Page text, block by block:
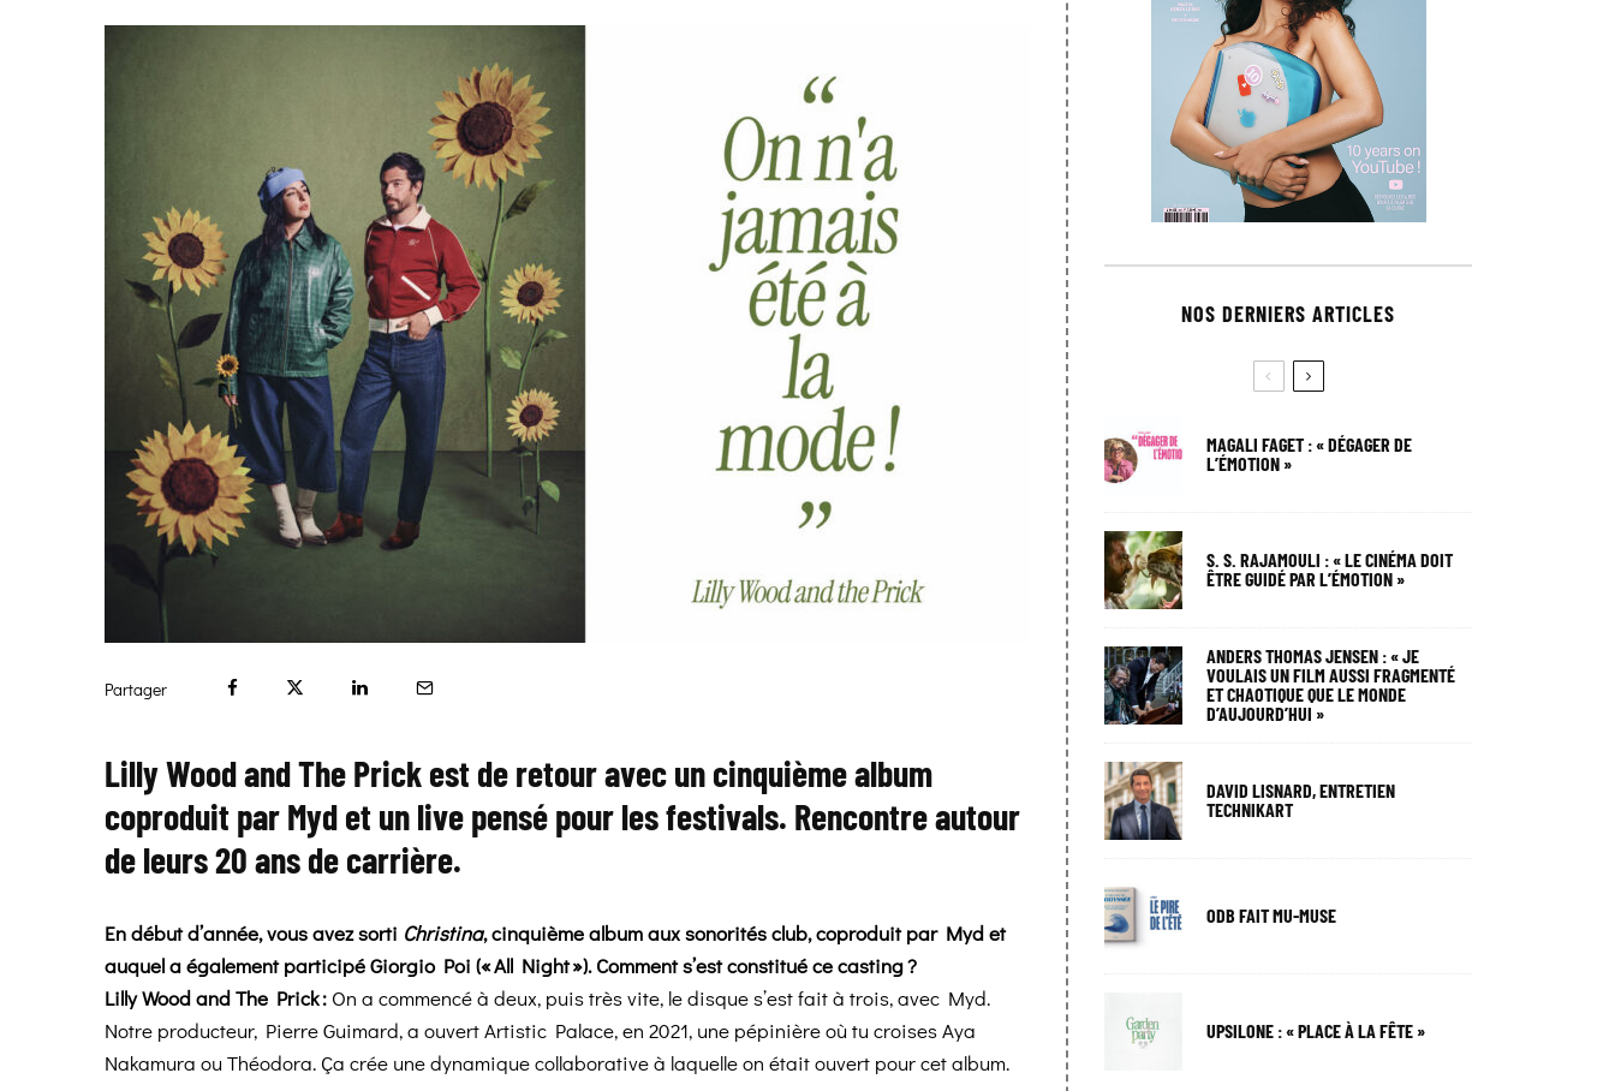
Partager
Lilly Wood and The Prick est de retour avec un cinquième album
coproduit par Myd et un live pensé pour les festivals. Rencontre autour
de leurs 20 ans de carrière.
En début d’année, vous avez sorti Christina, cinquième album aux sonorités club, coproduit par Myd et
auquel a également participé Giorgio Poi (« All Night »). Comment s’est constitué ce casting ?
Lilly Wood and The Prick : On a commencé à deux, puis très vite, le disque s’est fait à trois, avec Myd.
Notre producteur, Pierre Guimard, a ouvert Artistic Palace, en 2021, une pépinière où tu croises Aya
Nakamura ou Théodora. Ça crée une dynamique collaborative à laquelle on était ouvert pour cet album.
NOS DERNIERS ARTICLES
MAGALI FAGET : « DÉGAGER DE
L’ÉMOTION »
S. S. RAJAMOULI : « LE CINÉMA DOIT
ÊTRE GUIDÉ PAR L’ÉMOTION »
ANDERS THOMAS JENSEN : « JE
VOULAIS UN FILM AUSSI FRAGMENTÉ
ET CHAOTIQUE QUE LE MONDE
D’AUJOURD’HUI »
DAVID LISNARD, ENTRETIEN
TECHNIKART
ODB FAIT MU-MUSE
UPSILONE : « PLACE À LA FÊTE »